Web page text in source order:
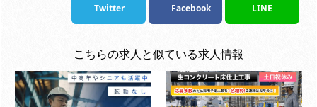
LINE
Facebook
Twitter
こちらの求人と似ている求人情報